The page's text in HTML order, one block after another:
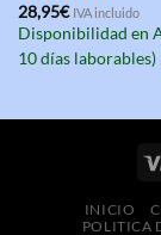
Valorado
con4.67
de 5
28,95€ IVA incluido
Disponibilidad en
10 días laborables)
INICIO
POLITICA